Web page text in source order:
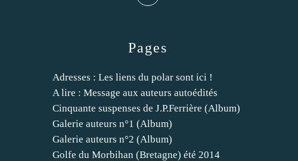
Pages
Adresses : Les liens du polar sont ici !
A lire : Message aux auteurs autoédités
Cinquante suspenses de J.P.Ferrière (Album)
Galerie auteurs n°1 (Album)
Galerie auteurs n°2 (Album)
Golfe du Morbihan (Bretagne) été 2014